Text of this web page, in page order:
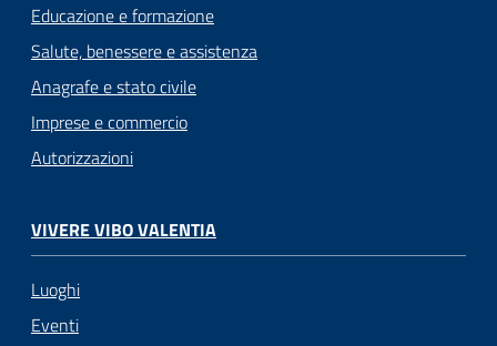
Educazione e formazione
Salute, benessere e assistenza
Anagrafe e stato civile
Imprese e commercio
Autorizzazioni
VIVERE VIBO VALENTIA
Luoghi
Eventi